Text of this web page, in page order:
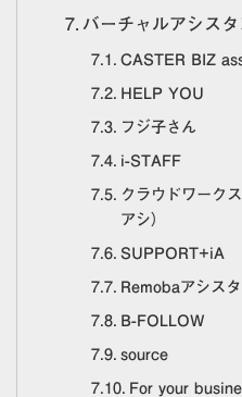
バーチャルアシス
CASTER BIZ
HELP YOU
フジ子さん
i-STAFF
クラウドワーク
アシ）
SUPPORT+iA
Remobaアシスタ
B-FOLLOW
source
For your